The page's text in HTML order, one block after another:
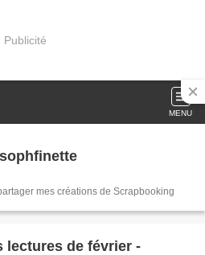
Publicité
MENU
mes créations de Scrapbooking
lectures de février -